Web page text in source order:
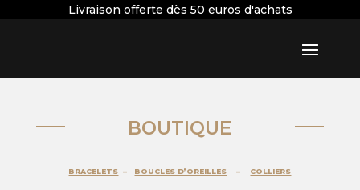
Livraison offerte dès 50 euros d'achats
BOUTIQUE
BRACELETS – BOUCLES D’OREILLES – COLLIERS